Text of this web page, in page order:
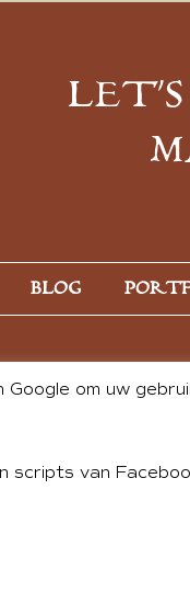
BLOG
& CONTENT BY
om uw
scripts van